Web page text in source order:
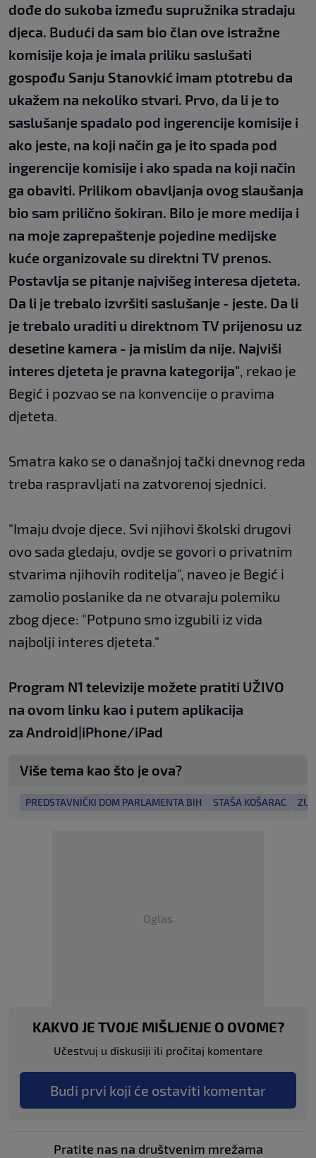
dođe do sukoba između supružnika stradaju
djeca. Budući da sam bio član ove istražne
komisije koja je imala priliku saslušati
gospođu Sanju Stanovkić imam ptotrebu da
ukažem na nekoliko stvari. Prvo, da li je to
saslušanje spadalo pod ingerencije komisije i
ako jeste, na koji način ga je ito spada pod
ingerencije komisije i ako spada na koji način
ga obaviti. Prilikom obavljanja ovog slaušanja
bio sam prilično šokiran. Bilo je more medija i
na moje zaprepaštenje pojedine medijske
kuće organizovale su direktni TV prenos.
Postavlja se pitanje najvišeg interesa djeteta.
Da li je trebalo izvršiti saslušanje - jeste. Da li
je trebalo uraditi u direktnom TV prijenosu uz
desetine kamera - ja mislim da nije. Najviši
interes djeteta je pravna kategorija", rekao je
Begić i pozvao se na konvencije o pravima
djeteta.
Smatra kako se o današnjoj tački dnevnog reda
treba raspravljati na zatvorenoj sjednici.
"Imaju dvoje djece. Svi njihovi školski drugovi
ovo sada gledaju, ovdje se govori o privatnim
stvarima njihovih roditelja", naveo je Begić i
zamolio poslanike da ne otvaraju polemiku
zbog djece: "Potpuno smo izgubili iz vida
najbolji interes djeteta."
Program N1 televizije možete pratiti UŽIVO
na ovom linku kao i putem aplikacija
za Android|iPhone/iPad
Više tema kao što je ova?
PREDSTAVNIČKI DOM PARLAMENTA BIH STAŠA KOŠARAC
Oglas
KAKVO JE TVOJE MIŠLJENJE O OVOME?
Učestvuj u diskusiji ili pročitaj komentare
Budi prvi koji će ostaviti komentar
Pratite nas na društvenim mrežama